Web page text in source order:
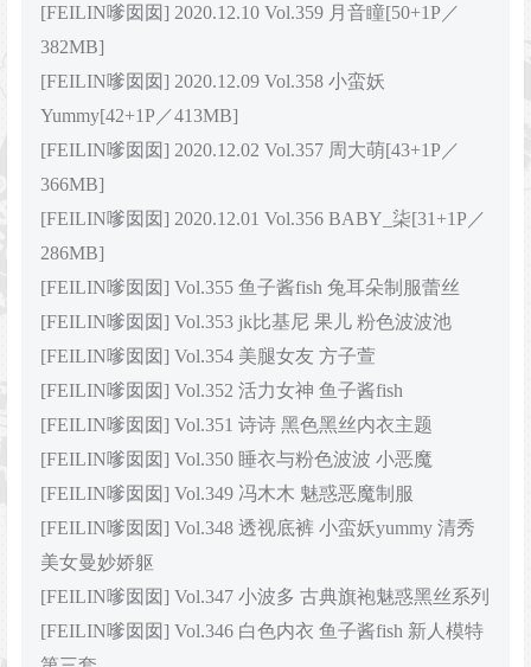
[FEILIN嗲囡囡] 2020.12.10 Vol.359 月音瞳[50+1P／
382MB]
[FEILIN嗲囡囡] 2020.12.09 Vol.358 小蛮妖
Yummy[42+1P／413MB]
[FEILIN嗲囡囡] 2020.12.02 Vol.357 周大萌[43+1P／
366MB]
[FEILIN嗲囡囡] 2020.12.01 Vol.356 BABY_柒[31+1P／
286MB]
[FEILIN嗲囡囡] Vol.355 鱼子酱fish 兔耳朵制服蕾丝
[FEILIN嗲囡囡] Vol.353 jk比基尼 果儿 粉色波波池
[FEILIN嗲囡囡] Vol.354 美腿女友 方子萱
[FEILIN嗲囡囡] Vol.352 活力女神 鱼子酱fish
[FEILIN嗲囡囡] Vol.351 诗诗 黑色黑丝内衣主题
[FEILIN嗲囡囡] Vol.350 睡衣与粉色波波 小恶魔
[FEILIN嗲囡囡] Vol.349 冯木木 魅惑恶魔制服
[FEILIN嗲囡囡] Vol.348 透视底裤 小蛮妖yummy 清秀
美女曼妙娇躯
[FEILIN嗲囡囡] Vol.347 小波多 古典旗袍魅惑黑丝系列
[FEILIN嗲囡囡] Vol.346 白色内衣 鱼子酱fish 新人模特